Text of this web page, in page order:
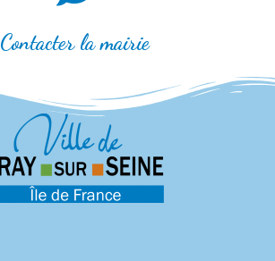
Contacter la mairie